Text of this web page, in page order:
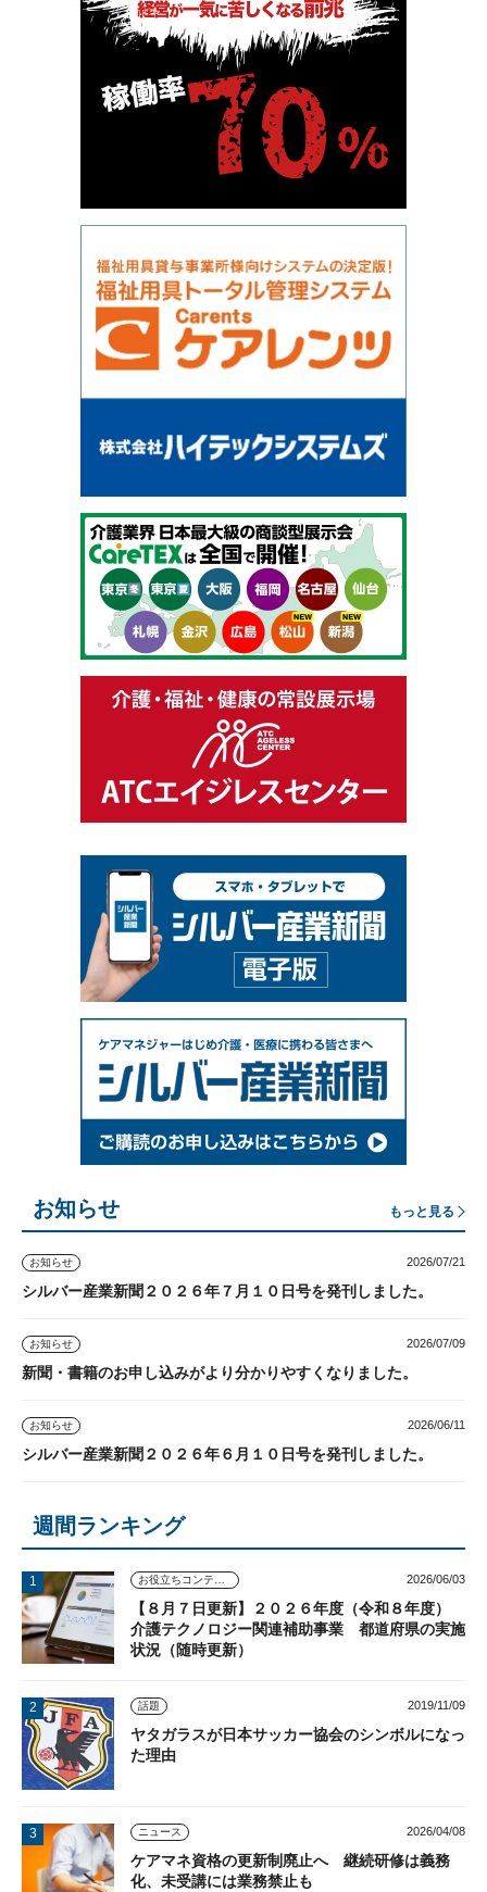
お知らせ もっと見る
お知らせ 2026/07/21
シルバー産業新聞２０２６年７月１０日号を発刊しました。
お知らせ 2026/07/09
新聞・書籍のお申し込みがより分かりやすくなりました。
お知らせ 2026/06/11
シルバー産業新聞２０２６年６月１０日号を発刊しました。
週間ランキング
2026/06/03
【８月７日更新】２０２６年度（令和８年度）
介護テクノロジー関連補助事業 都道府県の実施
状況（随時更新）
話題 2019/11/09
ヤタガラスが日本サッカー協会のシンボルになっ
た理由
ニュース 2026/04/08
ケアマネ資格の更新制廃止へ 継続研修は義務
化、未受講には業務禁止も